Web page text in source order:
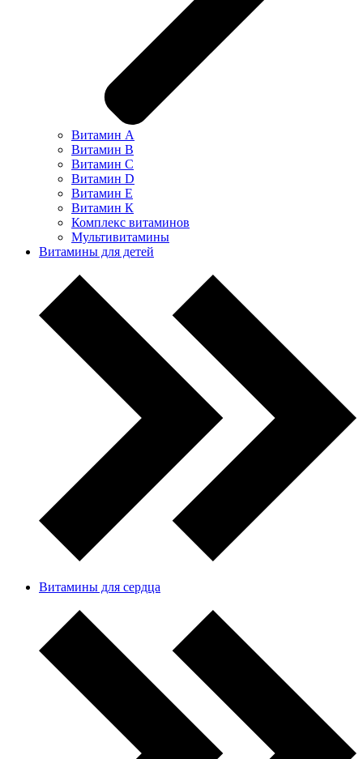
Витамин А
Витамин В
Витамин С
Витамин D
Витамин Е
Витамин К
Комплекс витаминов
Мультивитамины
Витамины для детей
Витамины для сердца